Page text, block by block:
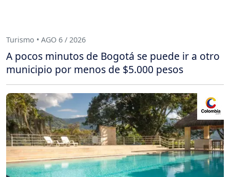
Turismo • AGO 6 / 2026
A pocos minutos de Bogotá se puede ir a otro
municipio por menos de $5.000 pesos